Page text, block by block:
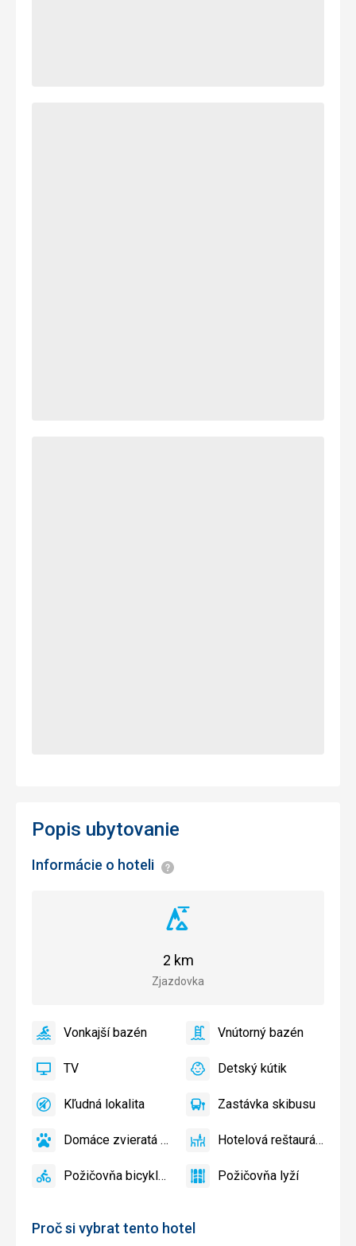
Proč si vybrat tento hotel
Popis ubytovanie
Informácie o hoteli Informácie
Vzdialenosť
zjazdovky
Zjazdovka
2 km
VonkajšíVonkajší bazén
áno
Vnútorný
Vnútorný bazén
áno
TV TV
áno
DetskýDetský kútik
áno
KľudnáKľudná lokalita
áno
ZastávkaZastávka skibusu
áno
Domáce
povolené
Domáce zvieratá povolené
áno
Hotelová
Hotelová reštaurácia
áno
Požičovňa
Požičovňa bicyklov
áno
Požičovňa
Požičovňa lyží
áno